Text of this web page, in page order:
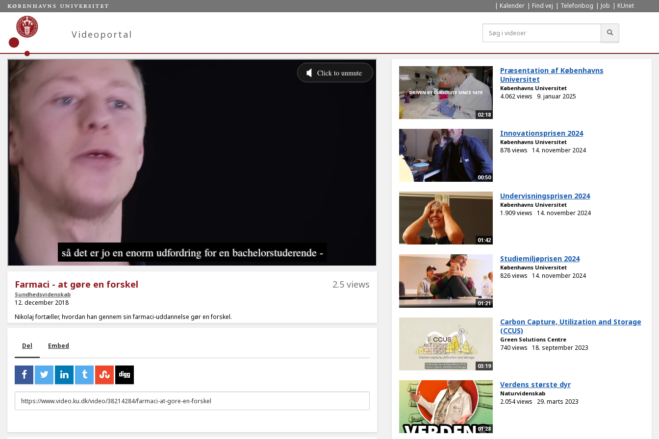
Kalender Find vej Telefonbog Job KUnet
Videoportal
Farmaci - at gøre en forskel
Sundhedsvidenskab
2.5 views
12. december 2018
Nikolaj fortæller, hvordan han gennem sin farmaci-uddannelse gør en forskel.
Del Embed
URL
to
02:18
Præsentation af Københavns
Universitet
Københavns Universitet
4.062 views 9. januar 2025
00:50
Innovationsprisen 2024
Københavns Universitet
878 views 14. november 2024
01:42
Undervisningsprisen 2024
Københavns Universitet
1.909 views 14. november 2024
01:21
Studiemiljøprisen 2024
Københavns Universitet
826 views 14. november 2024
03:19
Carbon Capture, Utilization and Storage
(CCUS)
Green Solutions Centre
740 views 18. september 2023
01:28
Verdens største dyr
Naturvidenskab
2.054 views 29. marts 2023